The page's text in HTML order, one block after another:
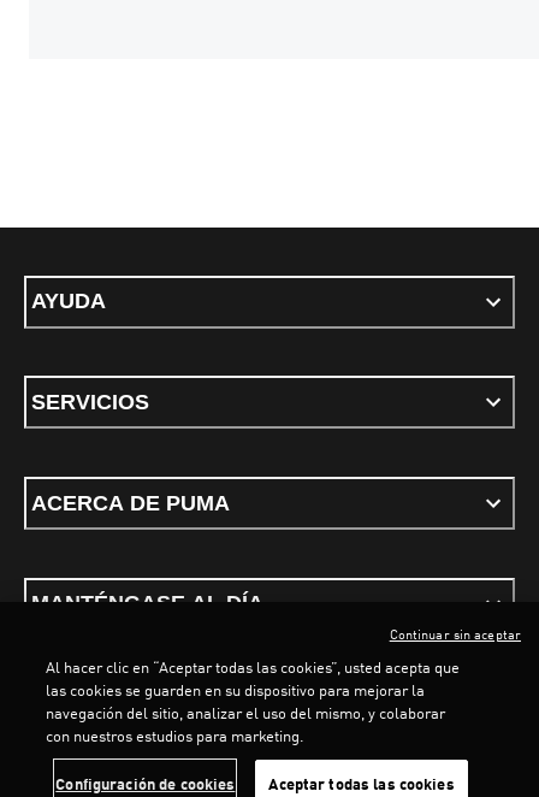
LOADING... LOADING...
AYUDA
SERVICIOS
ACERCA DE PUMA
MANTÉNGASE AL DÍA
Términos y CondicionesPolítica de privacidad
PUMA, 2026. Todos los derechos reservados
Al hacer clic en “Aceptar todas las cookies”, usted acepta que
las cookies se guarden en su dispositivo para mejorar la
navegación del sitio, analizar el uso del mismo, y colaborar
con nuestros estudios para marketing.
Configuración de cookies Aceptar todas las cookies
Continuar sin aceptar